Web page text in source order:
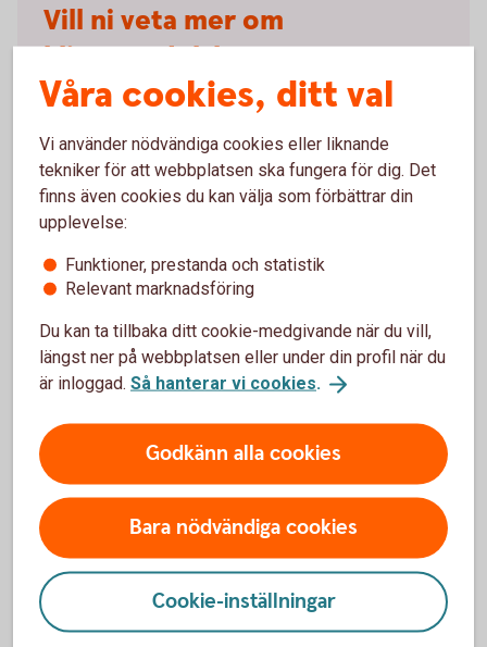
Vill ni veta mer om
klientmedelskonto?
Välkommen att kontakta Kundservice
Företag
Företagskonton
Företagskonto
Koncernkonto
Penningmarknadskonto
Våra cookies, ditt val
Vi använder nödvändiga cookies eller liknande
tekniker för att webbplatsen ska fungera för dig. Det
finns även cookies du kan välja som förbättrar din
upplevelse:
Funktioner, prestanda och statistik
Relevant marknadsföring
Du kan ta tillbaka ditt cookie-medgivande när du vill,
längst ner på webbplatsen eller under din profil när du
är inloggad. Så hanterar vi cookies.
Godkänn alla cookies
Bara nödvändiga cookies
Cookie-inställningar